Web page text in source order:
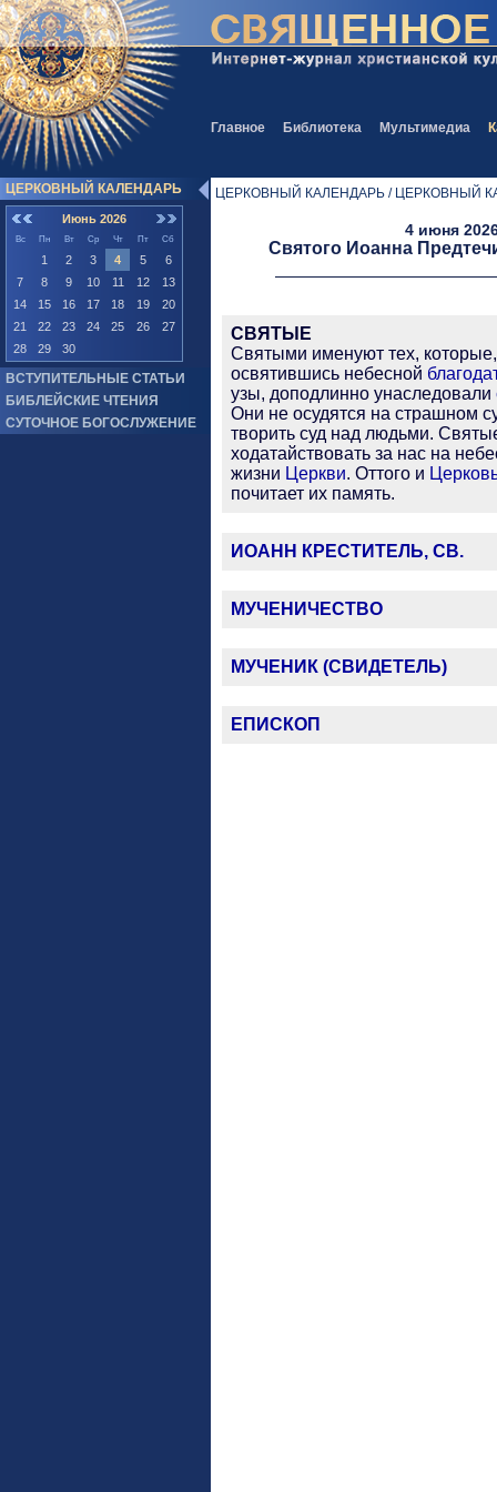
Главное Библиотека Мультимедиа
ЦЕРКОВНЫЙ КАЛЕНДАРЬ
Июнь 2026
Вс Пн Вт Ср Чт Пт Сб
1 2 3 4 5
6
7
8 9 10 11 12
13
14
15 16 17 18 19
20
21
22 23 24 25 26
27
28
29 30
ВСТУПИТЕЛЬНЫЕ СТАТЬИ
БИБЛЕЙСКИЕ ЧТЕНИЯ
СУТОЧНОЕ БОГОСЛУЖЕНИЕ
ЦЕРКОВНЫЙ КАЛЕНДАРЬ / ЦЕРКОВНЫЙ
4 июня
Святого Иоанна
СВЯТЫЕ
Святыми именуют тех,
освятившись небесной
узы, доподлинно унаследовали
Они не осудятся на страшном
творить суд над людьми.
ходатайствовать за нас на
жизни Церкви. Оттого и
почитает их память.
ИОАНН КРЕСТИТЕЛЬ, СВ.
МУЧЕНИЧЕСТВО
МУЧЕНИК (СВИДЕТЕЛЬ)
ЕПИСКОП